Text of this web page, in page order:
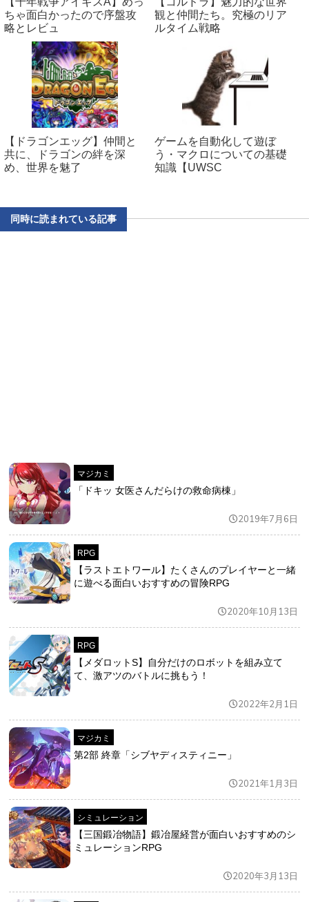
ちゃ面白かったので序盤攻
略とレビュ
観と仲間たち。究極のリア
ルタイム戦略
【ドラゴンエッグ】仲間と
共に、ドラゴンの絆を深
め、世界を魅了
ゲームを自動化して遊ぼ
う・マクロについての基礎
知識【UWSC
同時に読まれている記事
マジカミ
「ドキッ 女医さんだらけの救命病棟」
2019年7月6日
RPG
【ラストエトワール】たくさんのプレイヤーと一緒
に遊べる面白いおすすめの冒険RPG
2020年10月13日
RPG
【メダロットS】自分だけのロボットを組み立て
て、激アツのバトルに挑もう！
2022年2月1日
マジカミ
第2部 終章「シブヤディスティニー」
2021年1月3日
シミュレーション
【三国鍛冶物語】鍛冶屋経営が面白いおすすめのシ
ミュレーションRPG
2020年3月13日